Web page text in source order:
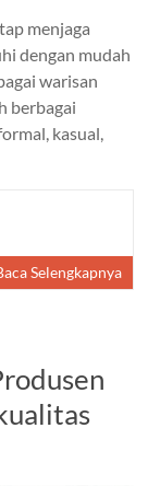
menjaga
dengan mudah
warisan
berbagai
kasual,
Selengkapnya